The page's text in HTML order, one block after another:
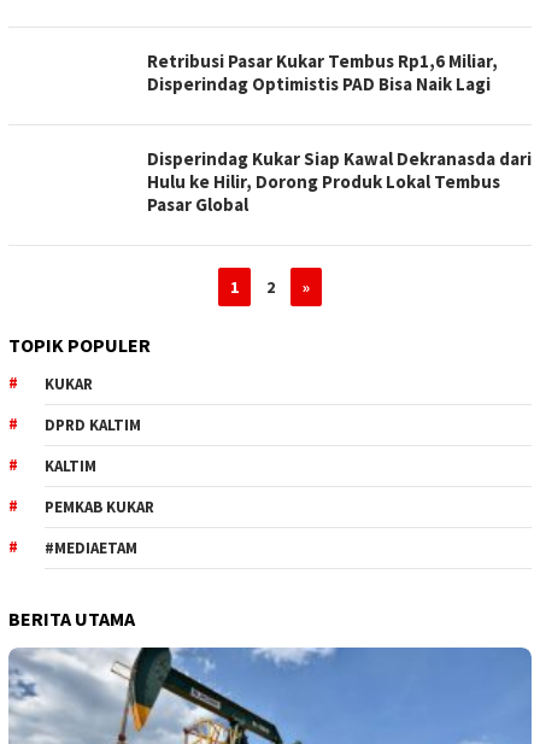
Retribusi Pasar Kukar Tembus Rp1,6 Miliar,
Disperindag Optimistis PAD Bisa Naik Lagi
Disperindag Kukar Siap Kawal Dekranasda dari
Hulu ke Hilir, Dorong Produk Lokal Tembus
Pasar Global
1 2 »
TOPIK POPULER
KUKAR
DPRD KALTIM
KALTIM
PEMKAB KUKAR
#MEDIAETAM
BERITA UTAMA